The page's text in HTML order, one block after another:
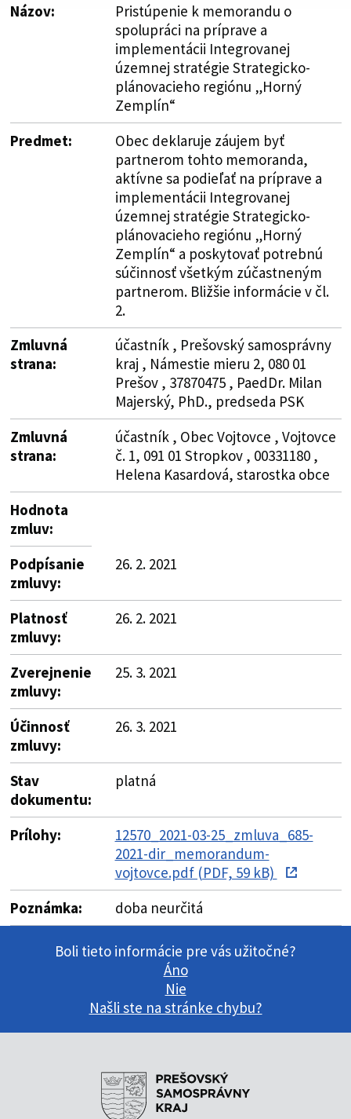
Názov:
Pristúpenie k memorandu o
spolupráci na príprave a
implementácii Integrovanej
územnej stratégie Strategicko-
plánovacieho regiónu „Horný
Zemplín“
Predmet:
Obec deklaruje záujem byť
partnerom tohto memoranda,
aktívne sa podieľať na príprave a
implementácii Integrovanej
územnej stratégie Strategicko-
plánovacieho regiónu „Horný
Zemplín“ a poskytovať potrebnú
súčinnosť všetkým zúčastneným
partnerom. Bližšie informácie v čl.
2.
Zmluvná
strana:
účastník , Prešovský samosprávny
kraj , Námestie mieru 2, 080 01
Prešov , 37870475 , PaedDr. Milan
Majerský, PhD., predseda PSK
Zmluvná
strana:
účastník , Obec Vojtovce , Vojtovce
č. 1, 091 01 Stropkov , 00331180 ,
Helena Kasardová, starostka obce
Hodnota
zmluv:
Podpísanie
zmluvy:
26. 2. 2021
Platnosť
zmluvy:
26. 2. 2021
Zverejnenie
zmluvy:
25. 3. 2021
Účinnosť
zmluvy:
26. 3. 2021
Stav
dokumentu:
platná
Prílohy:
12570_2021-03-25_zmluva_685-
2021-dir_memorandum-
vojtovce.pdf (PDF, 59 kB)
Poznámka:
doba neurčitá
Boli tieto informácie pre vás užitočné?
Áno
Nie
Našli ste na stránke chybu?